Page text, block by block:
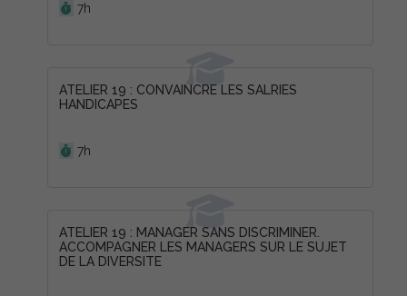
7h
ATELIER 19 : CONVAINCRE LES SALRIES
HANDICAPES
7h
ATELIER 19 : MANAGER SANS DISCRIMINER.
ACCOMPAGNER LES MANAGERS SUR LE SUJET
DE LA DIVERSITE